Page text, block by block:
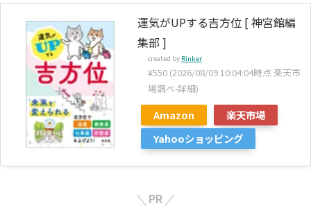
運気がUPする吉方位 [ 神宮館編
集部 ]
created by Rinker
¥550 (2026/08/09 10:04:04時点 楽天市
場調べ-詳細)
Amazon
楽天市場
Yahooショッピング
PR